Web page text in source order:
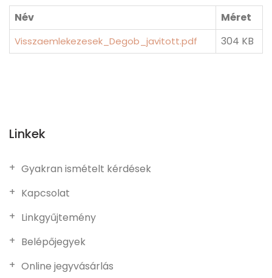
Név Méret
Visszaemlekezesek_Degob_javitott.pdf 304 KB
Linkek
Gyakran ismételt kérdések
Kapcsolat
Linkgyűjtemény
Belépőjegyek
Online jegyvásárlás